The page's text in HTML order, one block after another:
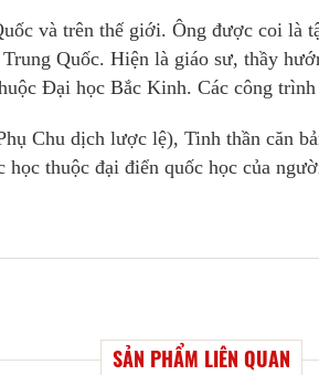
và trên thế giới. Ông được coi là
Quốc. Hiện là giáo sư, thầy
Đại học Bắc Kinh. Các công
Chu dịch lược lệ), Tinh thần căn
thuộc đại điển quốc học của
SẢN PHẨM LIÊN QUAN